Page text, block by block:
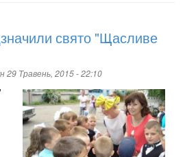
свято "Щасливе
29 Травень, 2015 - 22:10